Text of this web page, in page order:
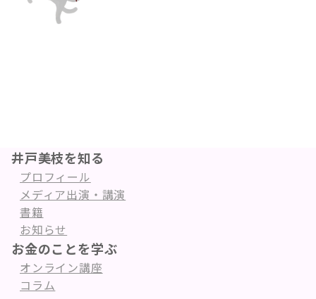
井戸美枝を知る
プロフィール
メディア出演・講演
書籍
お知らせ
お金のことを学ぶ
オンライン講座
コラム